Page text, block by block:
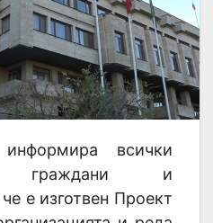
всички
граждани и
е изготвен Проект